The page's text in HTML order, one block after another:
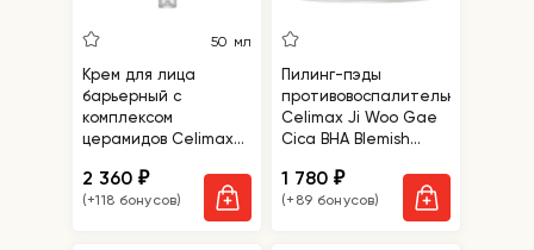
50 мл
Крем для лица
барьерный с
комплексом
церамидов Celimax
Wearable Cream
2 360₽
(+118 бонусов)
Пилинг-пэды
противовоспалительные
Celimax Ji Woo Gae
Cica BHA Blemish
1 780₽
(+89 бонусов)